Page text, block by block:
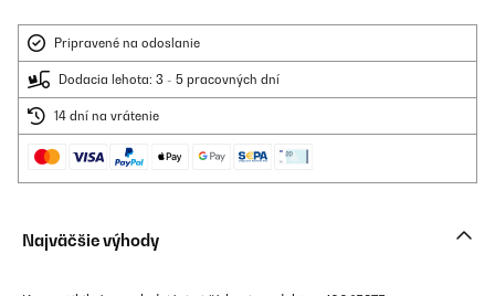
Pripravené na odoslanie
Dodacia lehota: 3 - 5 pracovných dní
14 dní na vrátenie
Najväčšie výhody